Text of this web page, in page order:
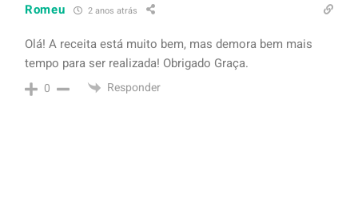
Romeu 2 anos atrás
Olá! A receita está muito bem, mas demora bem mais
tempo para ser realizada! Obrigado Graça.
0 Responder